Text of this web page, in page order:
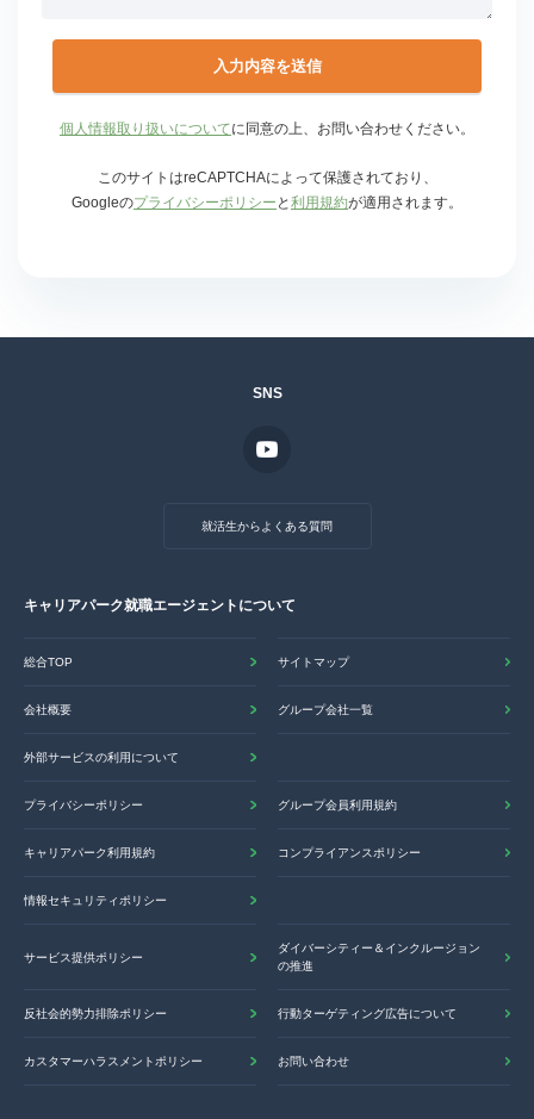
個人情報取り扱いについてに同意の上、お問い合わせください。
このサイトはreCAPTCHAによって保護されており、
Googleのプライバシーポリシー と 利用規約が適用されます。
SNS
就活生からよくある質問
キャリアパーク就職エージェントについて
総合TOP サイトマップ
会社概要 グループ会社一覧
外部サービスの利用について
プライバシーポリシー グループ会員利用規約
キャリアパーク利用規約 コンプライアンスポリシー
情報セキュリティポリシー
サービス提供ポリシー
ダイバーシティー＆インクルージョン
の推進
反社会的勢力排除ポリシー 行動ターゲティング広告について
カスタマーハラスメントポリシー お問い合わせ